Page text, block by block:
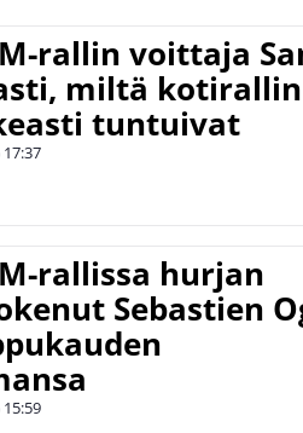
rallin voittaja
miltä kotirallin
tuntuivat
17:37
rallissa hurjan
Sebastien
15:59